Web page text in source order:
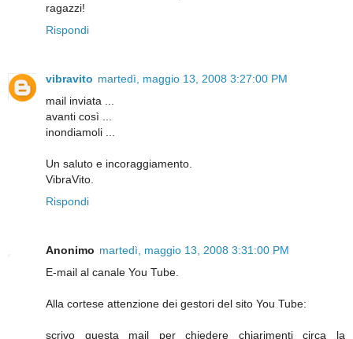
ragazzi!
Rispondi
vibravito martedì, maggio 13, 2008 3:27:00 PM
mail inviata ...
avanti così ...
inondiamoli ...
Un saluto e incoraggiamento.
VibraVito.
Rispondi
Anonimo martedì, maggio 13, 2008 3:31:00 PM
E-mail al canale You Tube.
Alla cortese attenzione dei gestori del sito You Tube:
scrivo questa mail per chiedere chiarimenti circa la